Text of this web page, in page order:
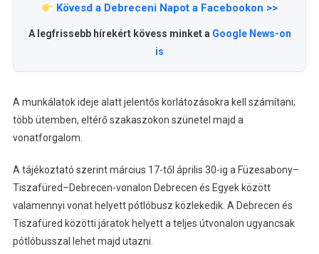
Kövesd a Debreceni Napot a Facebookon >>
A legfrissebb hírekért kövess minket a Google News-on
is
A munkálatok ideje alatt jelentős korlátozásokra kell számítani;
több ütemben, eltérő szakaszokon szünetel majd a
vonatforgalom.
A tájékoztató szerint március 17-től április 30-ig a Füzesabony–
Tiszafüred–Debrecen-vonalon Debrecen és Egyek között
valamennyi vonat helyett pótlóbusz közlekedik. A Debrecen és
Tiszafüred közötti járatok helyett a teljes útvonalon ugyancsak
pótlóbusszal lehet majd utazni.